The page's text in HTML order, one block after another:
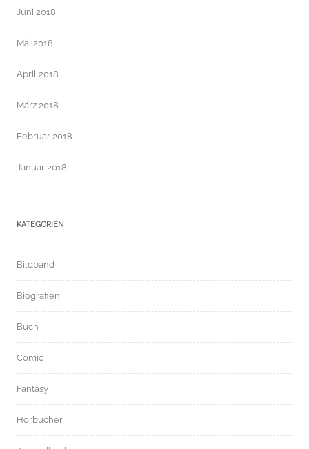
Juni 2018
Mai 2018
April 2018
März 2018
Februar 2018
Januar 2018
KATEGORIEN
Bildband
Biografien
Buch
Comic
Fantasy
Hörbücher